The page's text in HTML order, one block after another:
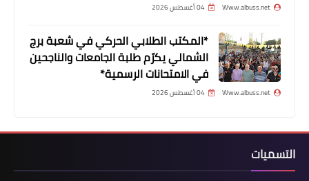
إعتقلت مادورو وصدام حسين… من هي
قوات دلتا فورس الأميركية؟*
Www.albuss.net 04 أغسطس 2026
*المكتب الطلابي الحركي في شعبة برج
الشمالي يكرّم طلبة الجامعات والناجحين
في الامتحانات الرسمية*
Www.albuss.net 04 أغسطس 2026
التسميات